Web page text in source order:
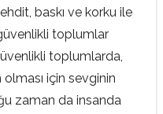
baskı ve korku ile
toplumlar
toplumlarda,
için sevginin
zaman da insanda